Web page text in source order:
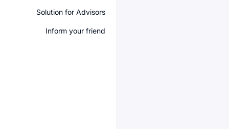
Solution for Advisors
Inform your friend